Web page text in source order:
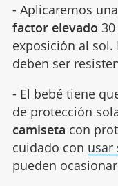
- Aplicaremos
factor elevado
exposición al
deben ser
- El bebé tiene
de protección
camiseta con
cuidado con usar
pueden